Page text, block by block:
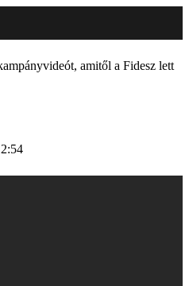
amitől a Fidesz lett